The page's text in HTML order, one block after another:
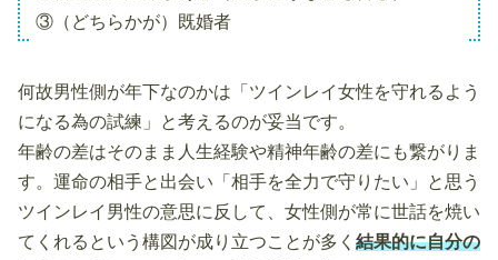
③（どちらかが）既婚者
何故男性側が年下なのかは「ツインレイ女性を守れるよう
になる為の試練」と考えるのが妥当です。
年齢の差はそのまま人生経験や精神年齢の差にも繋がりま
す。運命の相手と出会い「相手を全力で守りたい」と思う
ツインレイ男性の意思に反して、女性側が常に世話を焼い
てくれるという構図が成り立つことが多く 結果的に自分の